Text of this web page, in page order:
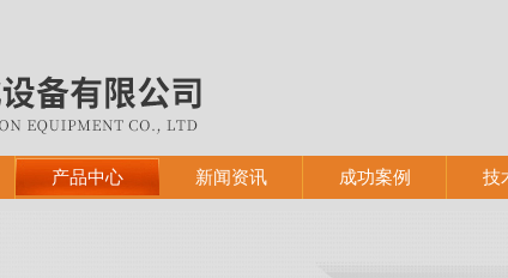
产品中心 新闻资讯 成功案例 技